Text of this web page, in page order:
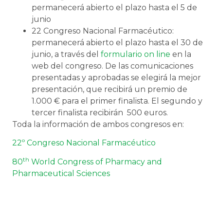
permanecerá abierto el plazo hasta el 5 de
junio
22 Congreso Nacional Farmacéutico:
permanecerá abierto el plazo hasta el 30 de
junio, a través del formulario on line en la
web del congreso. De las comunicaciones
presentadas y aprobadas se elegirá la mejor
presentación, que recibirá un premio de
1.000 € para el primer finalista. El segundo y
tercer finalista recibirán 500 euros.
Toda la información de ambos congresos en:
22º Congreso Nacional Farmacéutico
80th World Congress of Pharmacy and
Pharmaceutical Sciences